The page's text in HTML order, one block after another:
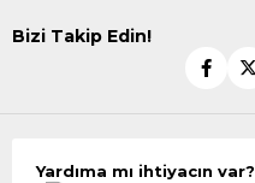
Bizi Takip Edin!
Yardıma mı ihtiyacın var?